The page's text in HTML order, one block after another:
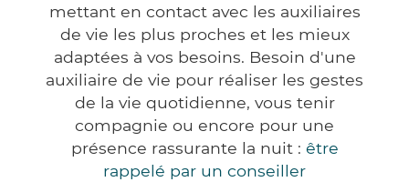
mettant en contact avec les auxiliaires
de vie les plus proches et les mieux
adaptées à vos besoins. Besoin d'une
auxiliaire de vie pour réaliser les gestes
de la vie quotidienne, vous tenir
compagnie ou encore pour une
présence rassurante la nuit : être
rappelé par un conseiller